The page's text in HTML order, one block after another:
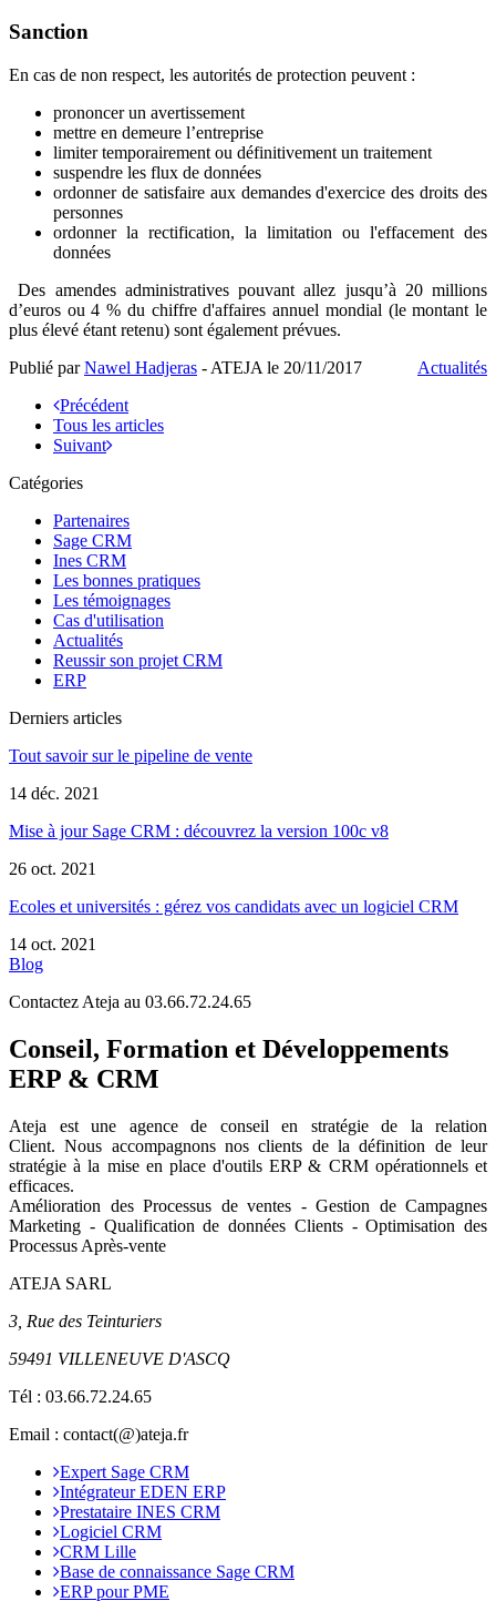
Sanction
En cas de non respect, les autorités de protection peuvent :
prononcer un avertissement
mettre en demeure l’entreprise
limiter temporairement ou définitivement un traitement
suspendre les flux de données
ordonner de satisfaire aux demandes d'exercice des droits des
personnes
ordonner la rectification, la limitation ou l'effacement des
données
Des amendes administratives pouvant allez jusqu’à 20 millions
d’euros ou 4 % du chiffre d'affaires annuel mondial (le montant le
plus élevé étant retenu) sont également prévues.
Actualités
Publié parNawel Hadjeras - ATEJA le 20/11/2017
Précédent
Tous les articles
Suivant
Catégories
Partenaires
Sage CRM
Ines CRM
Les bonnes pratiques
Les témoignages
Cas d'utilisation
Actualités
Reussir son projet CRM
ERP
Derniers articles
Tout savoir sur le pipeline de vente
14 déc. 2021
Mise à jour Sage CRM : découvrez la version 100c v8
26 oct. 2021
Ecoles et universités : gérez vos candidats avec un logiciel CRM
14 oct. 2021
Blog
Contactez Ateja au 03.66.72.24.65
Conseil, Formation et Développements
ERP & CRM
Ateja est une agence de conseil en stratégie de la relation
Client.Nous accompagnons nos clients de la définition de leur
stratégie à la mise en place d'outils ERP & CRM opérationnels et
efficaces.
Amélioration des Processus de ventes - Gestion de Campagnes
Marketing - Qualification de données Clients - Optimisation des
Processus Après-vente
ATEJA SARL
3, Rue des Teinturiers
59491 VILLENEUVE D'ASCQ
Tél : 03.66.72.24.65
Email : contact(@)ateja.fr
Expert Sage CRM
Intégrateur EDEN ERP
Prestataire INES CRM
Logiciel CRM
CRM Lille
Base de connaissance Sage CRM
ERP pour PME